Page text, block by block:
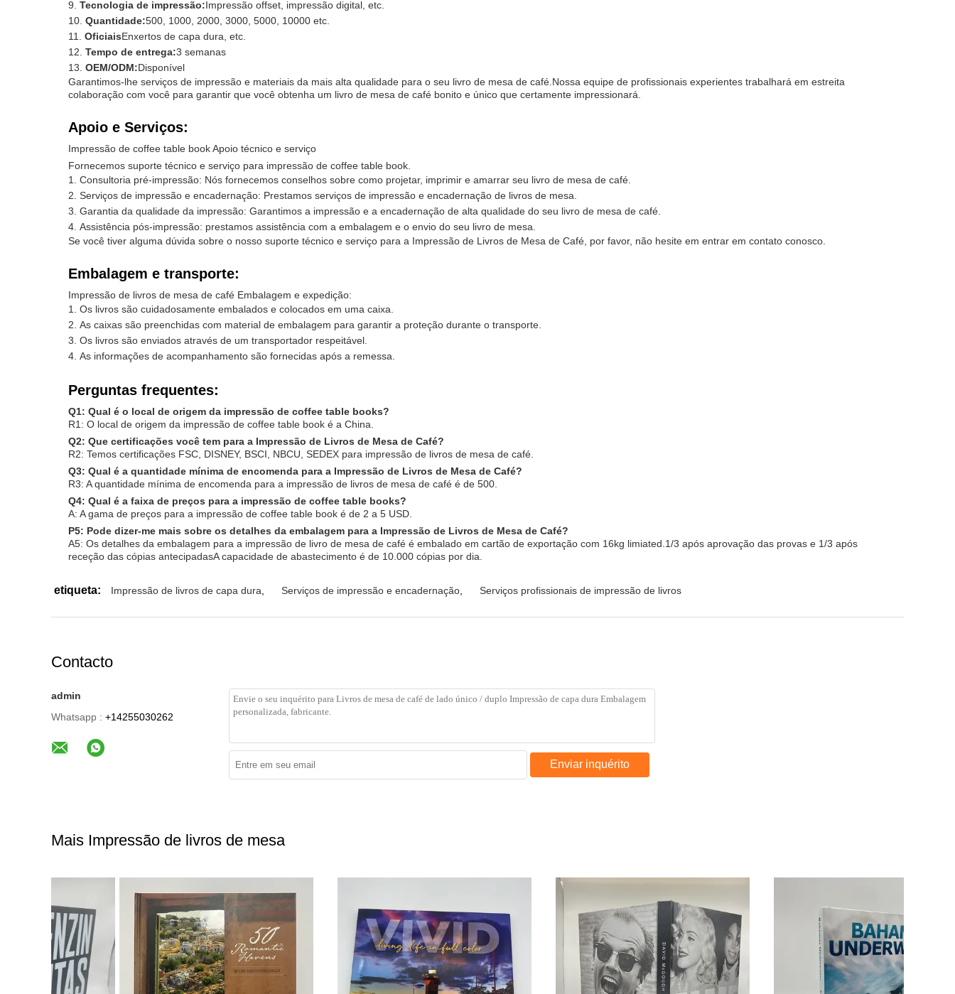
Tecnologia de impressão:Impressão offset, impressão digital, etc.
Quantidade:500, 1000, 2000, 3000, 5000, 10000 etc.
OficiaisEnxertos de capa dura, etc.
Tempo de entrega:3 semanas
OEM/ODM:Disponível
Garantimos-lhe serviços de impressão e materiais da mais alta qualidade para o seu livro de mesa de café.Nossa equipe de profissionais experientes trabalhará em estreita
colaboração com você para garantir que você obtenha um livro de mesa de café bonito e único que certamente impressionará.
Apoio e Serviços:
Impressão de coffee table book Apoio técnico e serviço
Fornecemos suporte técnico e serviço para impressão de coffee table book.
Consultoria pré-impressão: Nós fornecemos conselhos sobre como projetar, imprimir e amarrar seu livro de mesa de café.
Serviços de impressão e encadernação: Prestamos serviços de impressão e encadernação de livros de mesa.
Garantia da qualidade da impressão: Garantimos a impressão e a encadernação de alta qualidade do seu livro de mesa de café.
Assistência pós-impressão: prestamos assistência com a embalagem e o envio do seu livro de mesa.
Se você tiver alguma dúvida sobre o nosso suporte técnico e serviço para a Impressão de Livros de Mesa de Café, por favor, não hesite em entrar em contato conosco.
Embalagem e transporte:
Impressão de livros de mesa de café Embalagem e expedição:
Os livros são cuidadosamente embalados e colocados em uma caixa.
As caixas são preenchidas com material de embalagem para garantir a proteção durante o transporte.
Os livros são enviados através de um transportador respeitável.
As informações de acompanhamento são fornecidas após a remessa.
Perguntas frequentes:
Q1: Qual é o local de origem da impressão de coffee table books?
R1: O local de origem da impressão de coffee table book é a China.
Q2: Que certificações você tem para a Impressão de Livros de Mesa de Café?
R2: Temos certificações FSC, DISNEY, BSCI, NBCU, SEDEX para impressão de livros de mesa de café.
Q3: Qual é a quantidade mínima de encomenda para a Impressão de Livros de Mesa de Café?
R3: A quantidade mínima de encomenda para a impressão de livros de mesa de café é de 500.
Q4: Qual é a faixa de preços para a impressão de coffee table books?
A: A gama de preços para a impressão de coffee table book é de 2 a 5 USD.
P5: Pode dizer-me mais sobre os detalhes da embalagem para a Impressão de Livros de Mesa de Café?
A5: Os detalhes da embalagem para a impressão de livro de mesa de café é embalado em cartão de exportação com 16kg limiated.1/3 após aprovação das provas e 1/3 após
receção das cópias antecipadasA capacidade de abastecimento é de 10.000 cópias por dia.
etiqueta: Impressão de livros de capa dura Serviços de impressão e encadernação Serviços profissionais de impressão de livros
Contacto
admin
Whatsapp : +14255030262
Enviar inquérito
Mais Impressão de livros de mesa